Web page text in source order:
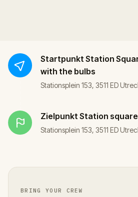
Startpunkt Station
with the bulbs
Stationsplein 153, 3511 ED
Zielpunkt Station
Stationsplein 153, 3511 ED
BRING YOUR CREW